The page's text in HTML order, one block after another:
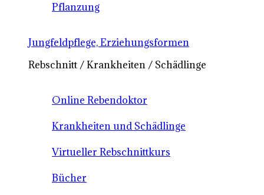
Pflanzung
Jungfeldpflege, Erziehungsformen
Rebschnitt / Krankheiten / Schädlinge
Online Rebendoktor
Krankheiten und Schädlinge
Virtueller Rebschnittkurs
Bücher